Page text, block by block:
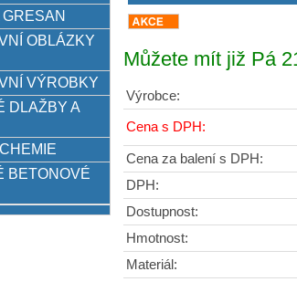
Můžete mít již Pá
Výrobce:
Cena s DPH:
Cena za balení s DPH:
DPH:
Dostupnost:
Hmotnost:
Materiál:
OBLÁZKY
VÝROBKY
DLAŽBY A
BETONOVÉ